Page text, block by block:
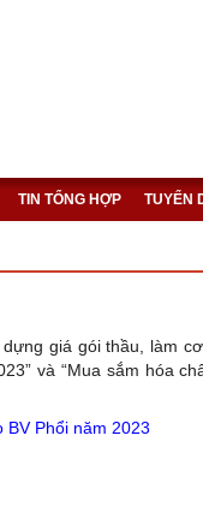
TIN TỔNG HỢP TUYỂN
giá gói thầu, làm
và “Mua sắm hóa
BV Phổi năm 2023